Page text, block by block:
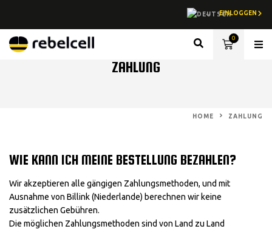
EINLOGGEN
0
ZAHLUNG
HOME ZAHLUNG
WIE KANN ICH MEINE BESTELLUNG BEZAHLEN?
Wir akzeptieren alle gängigen Zahlungsmethoden, und mit
Ausnahme von Billink (Niederlande) berechnen wir keine
zusätzlichen Gebühren.
Die möglichen Zahlungsmethoden sind von Land zu Land